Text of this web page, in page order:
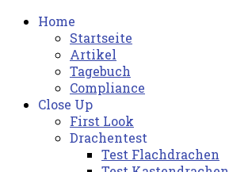
Home
Startseite
Artikel
Tagebuch
Compliance
Close Up
First Look
Drachentest
Test Flachdrachen